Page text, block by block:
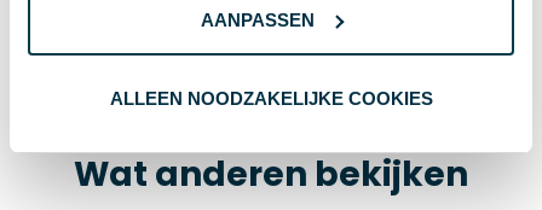
AANPASSEN
ALLEEN NOODZAKELIJKE COOKIES
Wat anderen bekijken